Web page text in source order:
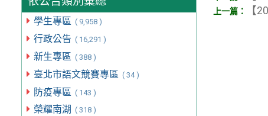
學生專區 ( 9,958 )
行政公告 ( 16,291 )
新生專區 ( 388 )
臺北市語文競賽專區 ( 34 )
防疫專區 ( 143 )
榮耀南湖 ( 318 )
【